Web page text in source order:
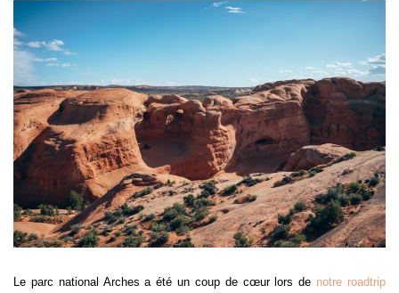
Le parc national Arches a été un coup de cœur lors de notre roadtrip